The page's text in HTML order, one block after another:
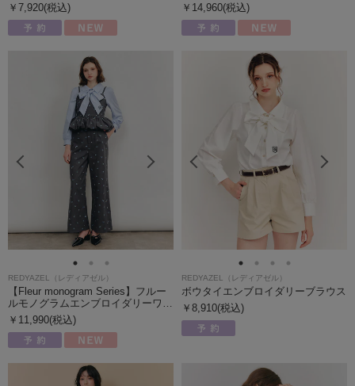
￥7,920(税込)
￥14,960(税込)
REDYAZEL（レディアゼル）
【Fleur monogram Series】フルー
ルモノグラムエンブロイダリーワ…
￥11,990(税込)
REDYAZEL（レディアゼル）
ボウタイエンブロイダリーブラウス
￥8,910(税込)